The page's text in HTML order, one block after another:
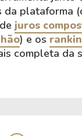
da plataforma
juros
) e os
completa da